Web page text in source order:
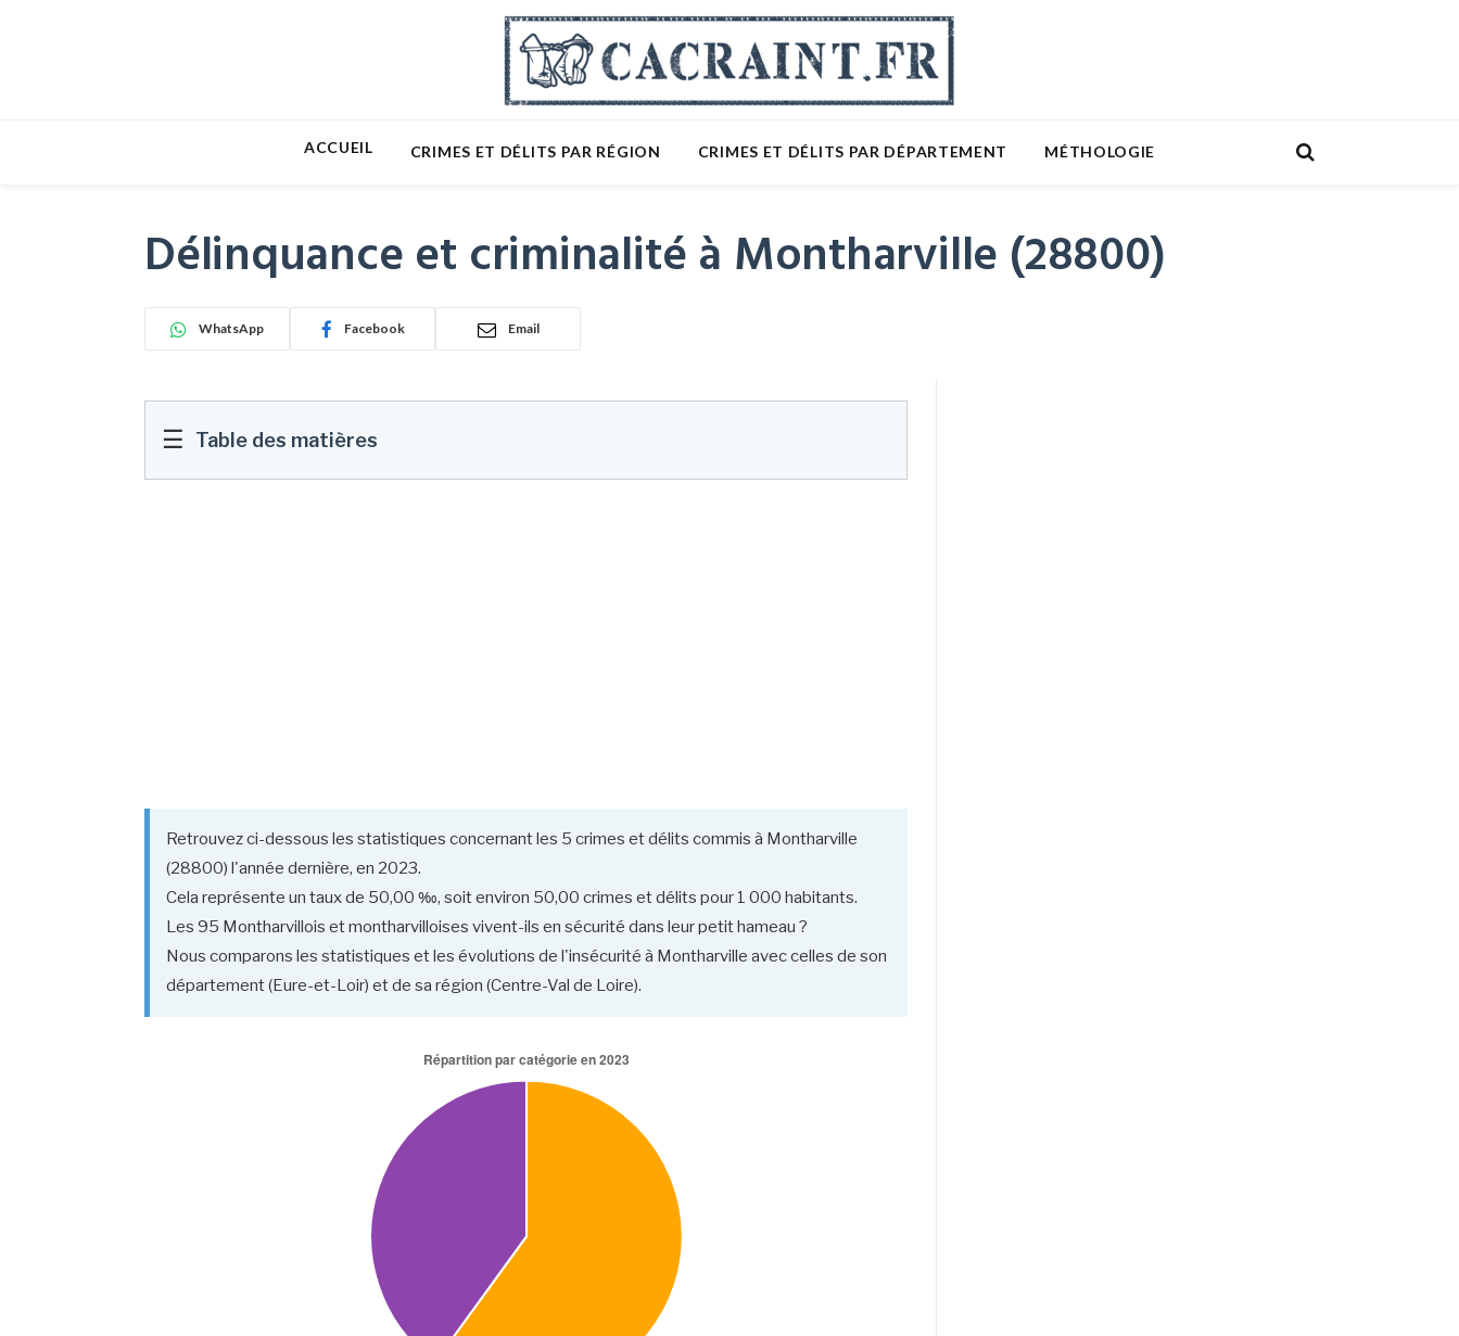
ACCUEIL CRIMES ET DÉLITS PAR RÉGION CRIMES ET DÉLITS PAR DÉPARTEMENT MÉTHOLOGIE
Délinquance et criminalité à Montharville (28800)
WhatsApp Facebook Email
☰ Table des matières
Retrouvez ci-dessous les statistiques concernant les 5 crimes et délits commis à Montharville
(28800) l'année dernière, en 2023.
Cela représente un taux de 50,00 ‰, soit environ 50,00 crimes et délits pour 1 000 habitants.
Les 95 Montharvillois et montharvilloises vivent-ils en sécurité dans leur petit hameau ?
Nous comparons les statistiques et les évolutions de l'insécurité à Montharville avec celles de son
département (Eure-et-Loir) et de sa région (Centre-Val de Loire).